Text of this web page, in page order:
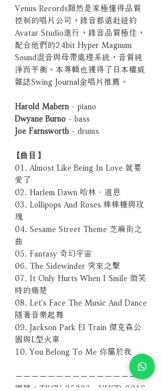
Venus Records顯然是家極懂得品質
控制的唱片公司，錄音都遠赴紐約
Avatar Studio進行，錄音品質極佳，
配合他們的24bit Hyper Magnum
Sound混音與母帶處理系統，音質純
淨而平衡。本專輯也獲得了日本權威
雜誌Swing Journal金唱片推薦。
Harold Mabern- piano
Dwyane Burno - bass
Joe Farnsworth- drums
【曲目】
01. Almost Like Being In Love 就要
愛了
02. Harlem Dawn 哈林．道恩
03. Lollipops And Roses 棒棒糖與玫
瑰
04. Sesame Street Theme 芝麻街之
曲
05. Fantasy 奇幻宇宙
06. The Sidewinder 突來之擊
07. It Only Hurts When I Smile 微笑
時的痛楚
08. Let's Face The Music And Dance
隨著音樂起舞
09. Jackson Park El Train 傑克森公
園與L型火車
10. You Belong To Me 你屬於我
－－－－－－－－－－－－－－－－
編號：TKCV-35337．VHCD-2016